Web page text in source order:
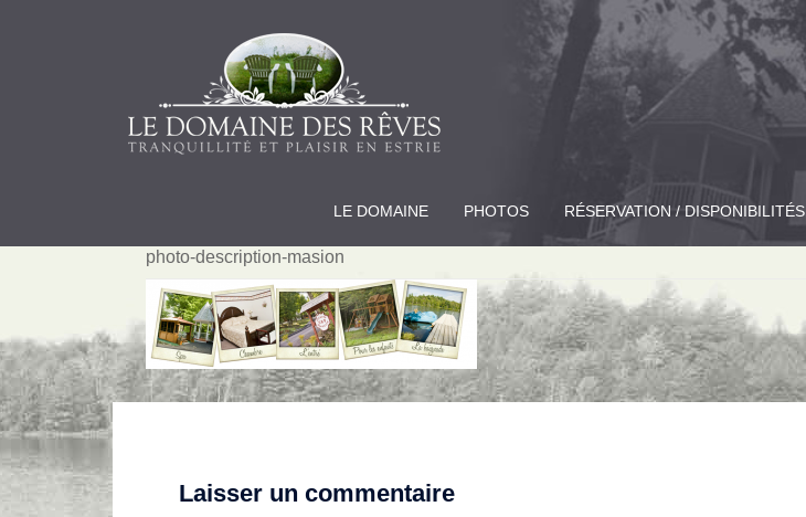
LE DOMAINE PHOTOS RÉSERVATION / DISPONIBILITÉS
photo-description-masion
Laisser un commentaire